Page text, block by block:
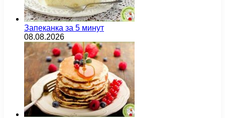
Запеканка за 5 минут
08.08.2026